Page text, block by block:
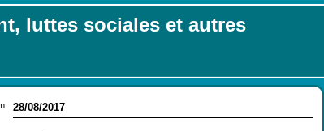
luttes sociales et autres
28/08/2017